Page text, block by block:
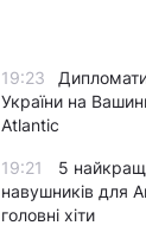
19:23
України на
Atlantic
19:21
5
навушників для
головні хіти